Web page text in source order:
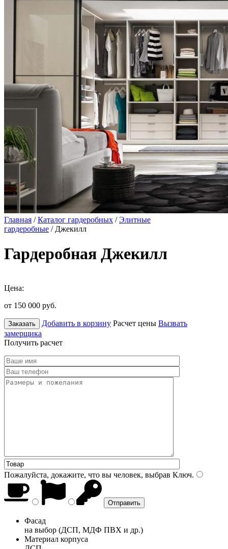
Главная /Каталог гардеробных /Элитные
гардеробные / Джекилл
Гардеробная Джекилл
Цена:
от 150 000 руб.
Заказать Добавить в корзину Расчет цены Вызвать
замерщика
Получить расчет
Пожалуйста, докажите, что вы человек, выбрав Ключ.
Фасад
на выбор (ДСП, МДФ ПВХ и др.)
Материал корпуса